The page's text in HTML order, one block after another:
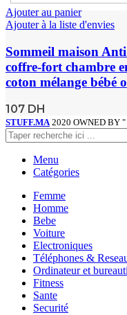
Ajouter au panier
Ajouter à la liste d'envies
Sommeil maison
coffre-fort chambre
coton mélange bébé
107 DH
STUFF.MA 2020 OWNED BY "
Menu
Catégories
Femme
Homme
Bebe
Voiture
Electroniques
Téléphones &
Ordinateur et
Fitness
Sante
Securité